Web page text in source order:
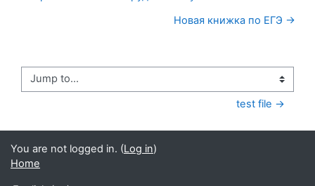
Новая книжка по ЕГЭ →
Jump to...
test file →
You are not logged in. (Log in)
Home